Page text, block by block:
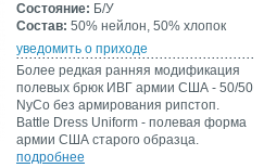
Состояние: Б/У
Состав: 50% нейлон, 50% хлопок
уведомить о приходе
Более редкая ранняя модификация
полевых брюк ИВГ армии США - 50/50
NyCo без армирования рипстоп.
Battle Dress Uniform - полевая форма
армии США старого образца.
подробнее